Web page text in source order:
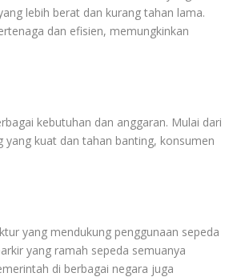
lebih berat dan kurang tahan lama.
dan efisien, memungkinkan
kebutuhan dan anggaran. Mulai dari
kuat dan tahan banting, konsumen
yang mendukung penggunaan sepeda
yang ramah sepeda semuanya
di berbagai negara juga